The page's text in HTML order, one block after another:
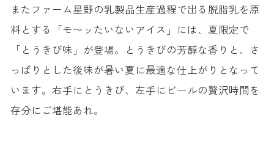
またファーム星野の乳製品生産過程で出る脱脂乳を原
料とする「モ〜ッたいないアイス」には、夏限定で
「とうきび味」が登場。とうきびの芳醇な香りと、さ
っぱりとした後味が暑い夏に最適な仕上がりとなって
います。右手にとうきび、左手にビールの贅沢時間を
存分にご堪能あれ。